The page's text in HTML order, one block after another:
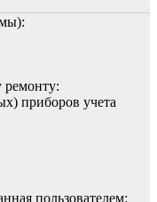
ремонту:
приборов учета
пользователем: